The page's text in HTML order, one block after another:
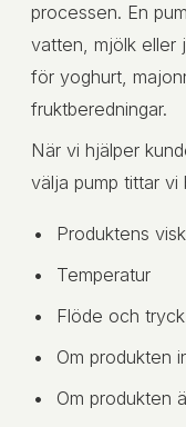
processen. En
vatten, mjölk eller
för yoghurt,
fruktberedningar.
När vi hjälper
välja pump tittar vi
Produktens
Temperatur
Flöde och tryck
Om produkten
Om produkten